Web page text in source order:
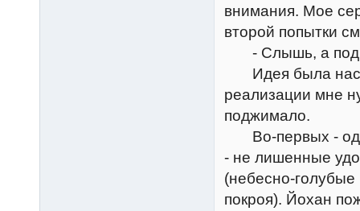
внимания. Мое
второй попытки
- Слышь, а под
Идея была
реализации мне
поджимало.
Во-первых -
- не лишенные
(небесно-
покроя). Йохан